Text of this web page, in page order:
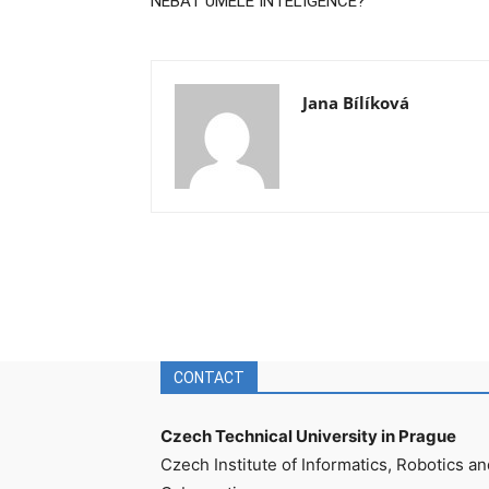
Jana Bílíková
CONTACT
Czech Technical University in Prague
Czech Institute of Informatics, Robotics